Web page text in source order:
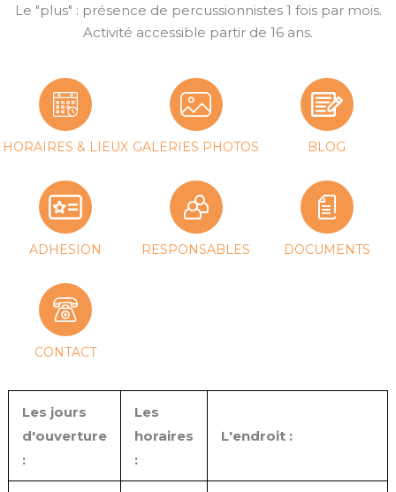
Le "plus" : présence de percussionnistes 1 fois par mois.
Activité accessible partir de 16 ans.
HORAIRES & LIEUX GALERIES PHOTOS BLOG
ADHESION RESPONSABLES DOCUMENTS
CONTACT
Les jours
d'ouverture
:
Les
horaires
:
L'endroit :